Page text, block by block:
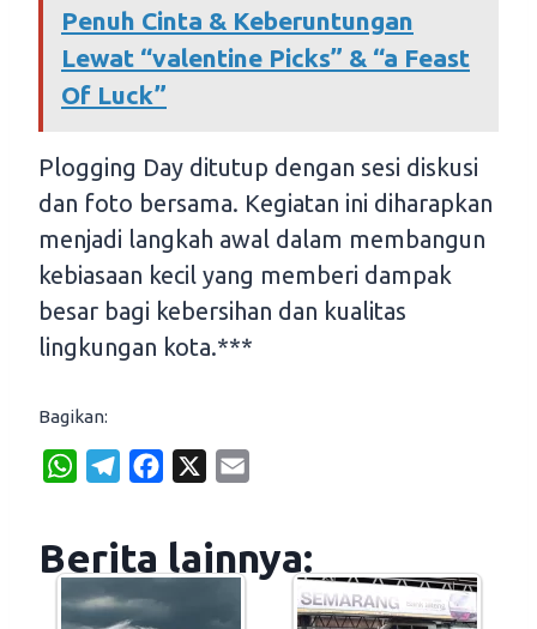
Penuh Cinta & Keberuntungan
Lewat “valentine Picks” & “a Feast
Of Luck”
Plogging Day ditutup dengan sesi diskusi
dan foto bersama. Kegiatan ini diharapkan
menjadi langkah awal dalam membangun
kebiasaan kecil yang memberi dampak
besar bagi kebersihan dan kualitas
lingkungan kota.***
Bagikan:
W
t
s
e
g
e
i
Berita lainnya: